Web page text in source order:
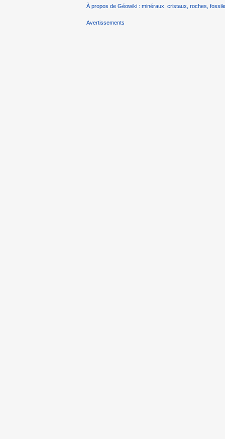
À propos de Géowiki : minéraux, cristaux, roches,
Avertissements